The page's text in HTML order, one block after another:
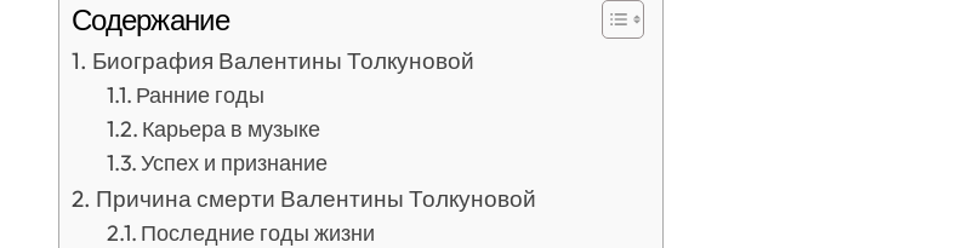
Содержание
Биография Валентины Толкуновой
Ранние годы
Карьера в музыке
Успех и признание
Причина смерти Валентины Толкуновой
Последние годы жизни